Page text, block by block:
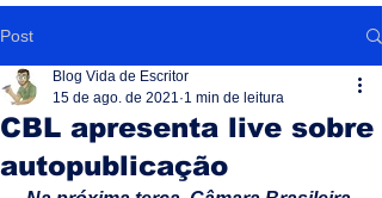
Post
CBL apresenta live sobre
autopublicação
Blog Vida de Escritor
15 de ago. de 2021 1 min de leitura